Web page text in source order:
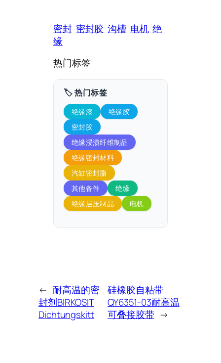
密封 密封胶 沟槽 电机 绝
缘
热门标签
🏷️ 热门标签
绝缘漆
绝缘胶
密封胶
绝缘浸渍纤维制品
绝缘密封材料
汽缸密封脂
其他备件
绝缘
绝缘层压制品
电机
← 耐高温的密
封剂BIRKOSIT
Dichtungskitt
硅橡胶自粘带
QY6351-03耐高温
可叠接胶带 →